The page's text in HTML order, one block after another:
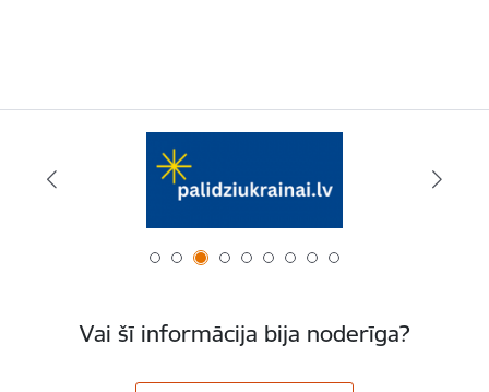
Vai šī informācija bija noderīga?